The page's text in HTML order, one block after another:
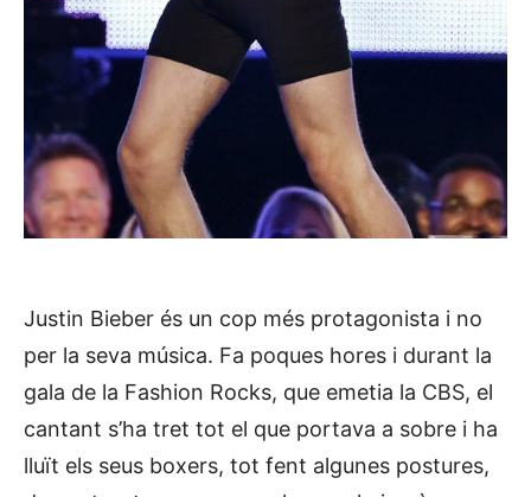
Justin Bieber és un cop més protagonista i no
per la seva música. Fa poques hores i durant la
gala de la Fashion Rocks, que emetia la CBS, el
cantant s’ha tret tot el que portava a sobre i ha
lluït els seus boxers, tot fent algunes postures,